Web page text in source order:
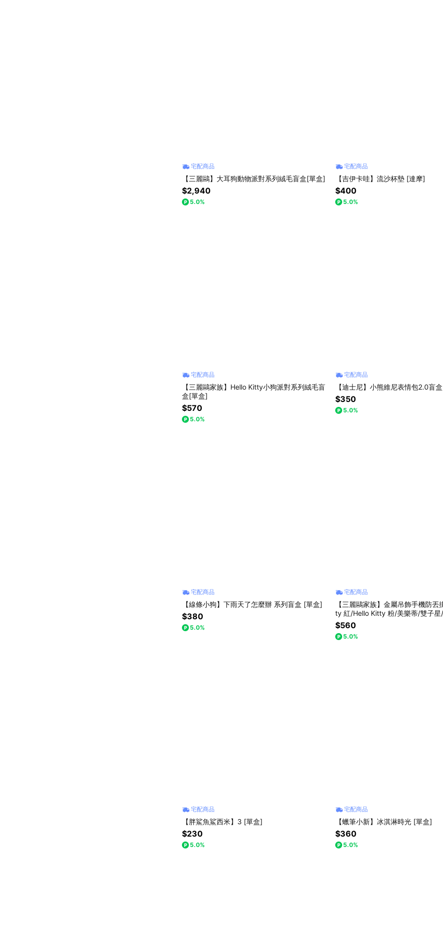
宅配商品
【三麗鷗】大耳狗動物派對系列絨毛盲盒[單盒]
$2,940
5.0%
宅配商品
【吉伊卡哇】流沙杯墊 [達摩]
$400
5.0%
宅配商品
【三麗鷗家族】Hello Kitty小狗派對系列絨毛盲
盒[單盒]
$570
5.0%
宅配商品
【迪士尼】小熊維尼表情包2.0盲
$350
5.0%
宅配商品
【線條小狗】下雨天了怎麼辦 系列盲盒 [單盒]
$380
5.0%
宅配商品
【三麗鷗家族】金屬吊飾手機防
ty 紅/Hello Kitty 粉/美樂蒂/雙子星
洛米/大耳狗/布丁狗/帕洽狗]
$560
5.0%
宅配商品
【胖鯊魚鯊西米】3 [單盒]
$230
5.0%
宅配商品
【蠟筆小新】冰淇淋時光 [單盒]
$360
5.0%